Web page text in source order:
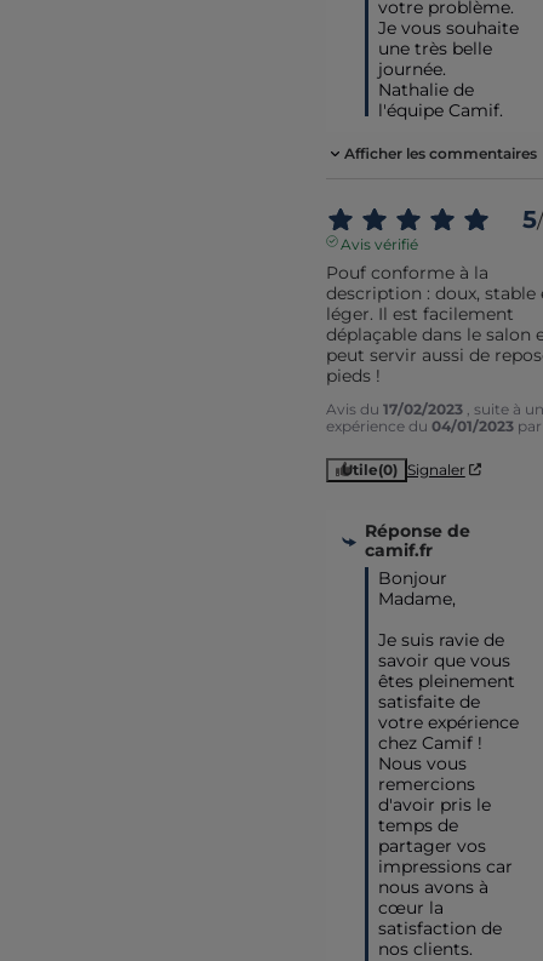
votre problème.
Je vous souhaite
une très belle
journée.
Nathalie de
l'équipe Camif.
Afficher les commentaires
5/
Avis vérifié
Pouf conforme à la
description : doux, stable
léger. Il est facilement
déplaçable dans le salon
peut servir aussi de
pieds !
Avis du 17/02/2023
, suite à
expérience du 04/01/2023
Utile(0) Signaler
Réponse de
camif.fr
Bonjour
Madame,
Je suis ravie de
savoir que vous
êtes pleinement
satisfaite de
votre expérience
chez Camif !
Nous vous
remercions
d'avoir pris le
temps de
partager vos
impressions car
nous avons à
cœur la
satisfaction de
nos clients.